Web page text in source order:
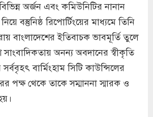
অর্জন এবং কমিউনিটির নানান
বস্তুনিষ্ঠ রিপোর্টিংয়ের মাধ্যমে তিনি
বাংলাদেশের ইতিবাচক ভাবমূর্তি তুলে
সাংবাদিকতায় অনন্য অবদানের স্বীকৃতি
বার্মিংহাম সিটি কাউন্সিলের
পক্ষ থেকে তাকে সম্মাননা স্মারক ও